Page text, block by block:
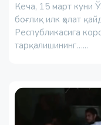
Кеча, 15 март куни
боғлиқ илк ҳолат
Республикасига
тарқалишининг…...